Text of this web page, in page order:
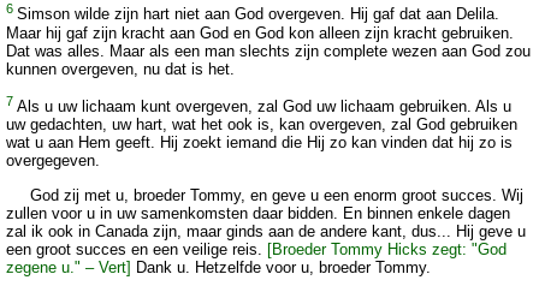
6 Simson wilde zijn hart niet aan God overgeven. Hij gaf dat aan Delila.
Maar hij gaf zijn kracht aan God en God kon alleen zijn kracht gebruiken.
Dat was alles. Maar als een man slechts zijn complete wezen aan God zou
kunnen overgeven, nu dat is het.
7 Als u uw lichaam kunt overgeven, zal God uw lichaam gebruiken. Als u
uw gedachten, uw hart, wat het ook is, kan overgeven, zal God gebruiken
wat u aan Hem geeft. Hij zoekt iemand die Hij zo kan vinden dat hij zo is
overgegeven.
God zij met u, broeder Tommy, en geve u een enorm groot succes. Wij
zullen voor u in uw samenkomsten daar bidden. En binnen enkele dagen
zal ik ook in Canada zijn, maar ginds aan de andere kant, dus... Hij geve u
een groot succes en een veilige reis. [Broeder Tommy Hicks zegt: "God
zegene u." – Vert] Dank u. Hetzelfde voor u, broeder Tommy.